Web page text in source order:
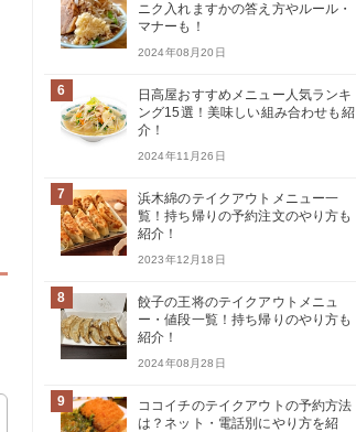
ニク入れますかの答え方やルール・
マナーも！
2024年08月20日
6
日高屋おすすめメニュー人気ランキ
ング15選！美味しい組み合わせも紹
介！
2024年11月26日
7
浜木綿のテイクアウトメニュー一
覧！持ち帰りの予約注文のやり方も
紹介！
2023年12月18日
8
餃子の王将のテイクアウトメニュ
ー・値段一覧！持ち帰りのやり方も
紹介！
2024年08月28日
9
ココイチのテイクアウトの予約方法
は？ネット・電話別にやり方を紹